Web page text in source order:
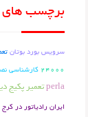
برچسب
سرویس بورد بوتان
24000 کارشناسی
perlaتعمیر پکیج
ایران رادیاتور در کرج